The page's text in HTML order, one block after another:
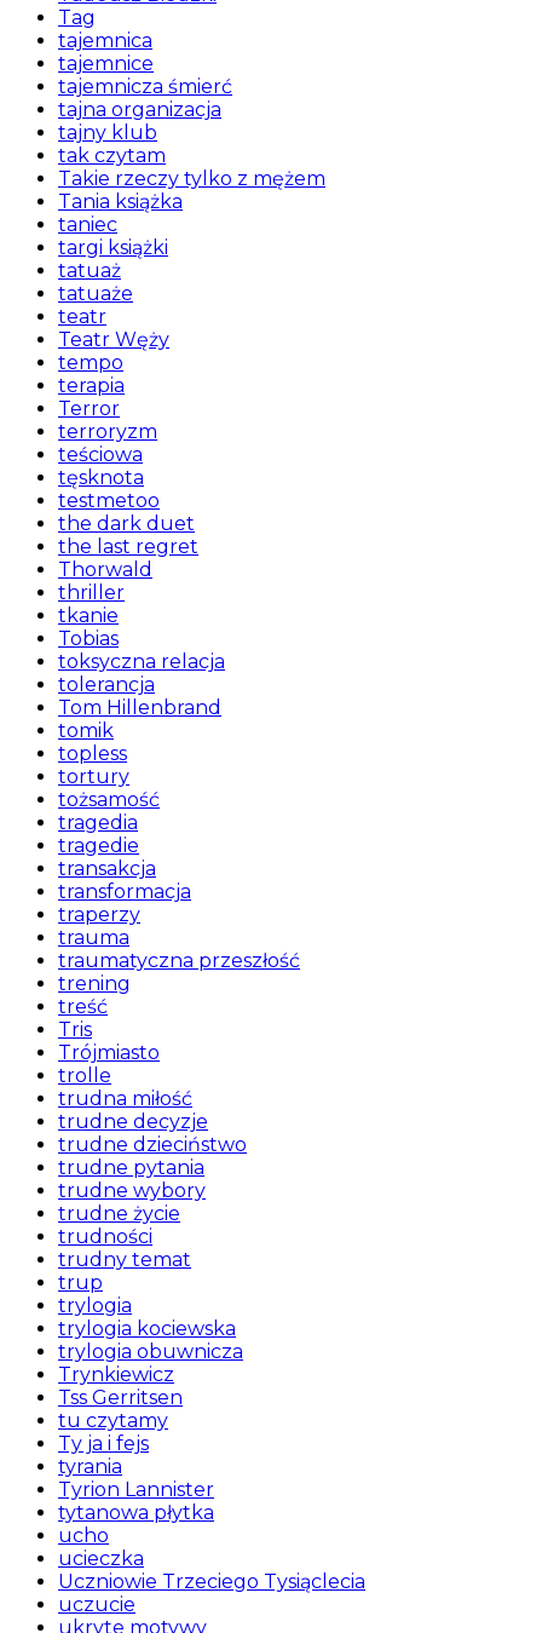
Tag
tajemnica
tajemnice
tajemnicza śmierć
tajna organizacja
tajny klub
tak czytam
Takie rzeczy tylko z mężem
Tania książka
taniec
targi książki
tatuaż
tatuaże
teatr
Teatr Węży
tempo
terapia
Terror
terroryzm
teściowa
tęsknota
testmetoo
the dark duet
the last regret
Thorwald
thriller
tkanie
Tobias
toksyczna relacja
tolerancja
Tom Hillenbrand
tomik
topless
tortury
tożsamość
tragedia
tragedie
transakcja
transformacja
traperzy
trauma
traumatyczna przeszłość
trening
treść
Tris
Trójmiasto
trolle
trudna miłość
trudne decyzje
trudne dzieciństwo
trudne pytania
trudne wybory
trudne życie
trudności
trudny temat
trup
trylogia
trylogia kociewska
trylogia obuwnicza
Trynkiewicz
Tss Gerritsen
tu czytamy
Ty ja i fejs
tyrania
Tyrion Lannister
tytanowa płytka
ucho
ucieczka
Uczniowie Trzeciego Tysiąclecia
uczucie
ukryte motywy